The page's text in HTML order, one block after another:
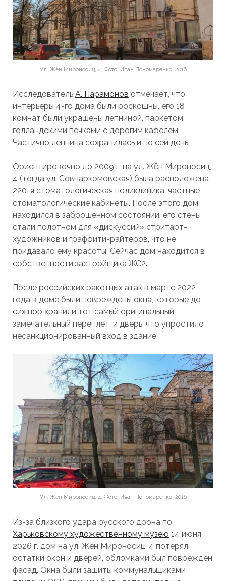
Ул. Жён Мироносиц, 4. Фото: Иван Пономаренко, 2016
Исследователь А. Парамонов отмечает, что
интерьеры 4-го дома были роскошны, его 18
комнат были украшены лепниной, паркетом,
голландскими печками с дорогим кафелем.
Частично лепнина сохранилась и по сей день.
Ориентировочно до 2009 г. на ул. Жён Мироносиц,
4 (тогда ул. Совнаркомовская) была расположена
220-я стоматологическая поликлиника, частные
стоматологические кабинеты. После этого дом
находился в заброшенном состоянии, его стены
стали полотном для «дискуссий» стритарт-
художников и граффити-райтеров, что не
придавало ему красоты. Сейчас дом находится в
собственности застройщика ЖС2.
После российских ракетных атак в марте 2022
года в доме были повреждены окна, которые до
сих пор хранили тот самый оригинальный
замечательный переплет, и дверь, что упростило
несанкционированный вход в здание.
Ул. Жён Мироносиц, 4. Фото: Иван Пономаренко, 2016
Из-за близкого удара русского дрона по
Харьковскому художественному музею 14 июня
2026 г. дом на ул. Жен Мироносиц, 4 потерял
остатки окон и дверей, обломками был поврежден
фасад. Окна были зашиты коммунальщиками